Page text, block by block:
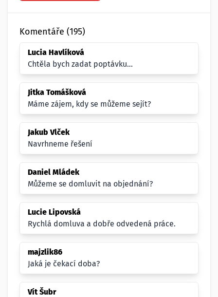
Komentáře (195)
Lucia Havlíková
Chtěla bych zadat poptávku...
Jitka Tomášková
Máme zájem, kdy se můžeme sejít?
Jakub Vlček
Navrhneme řešení
Daniel Mládek
Můžeme se domluvit na objednání?
Lucie Lipovská
Rychlá domluva a dobře odvedená práce.
majzlik86
Jaká je čekací doba?
Vít Šubr